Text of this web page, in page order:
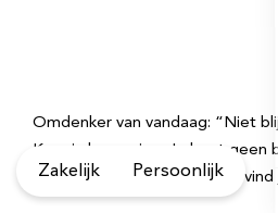
Omdenker van vandaag: “Niet
Kom in beweging. Je bent geen
Meer inspirerende spreuken
Zakelijk Persoonlijk